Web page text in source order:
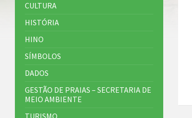
CULTURA
HISTÓRIA
HINO
SÍMBOLOS
DADOS
GESTÃO DE PRAIAS – SECRETARIA DE
MEIO AMBIENTE